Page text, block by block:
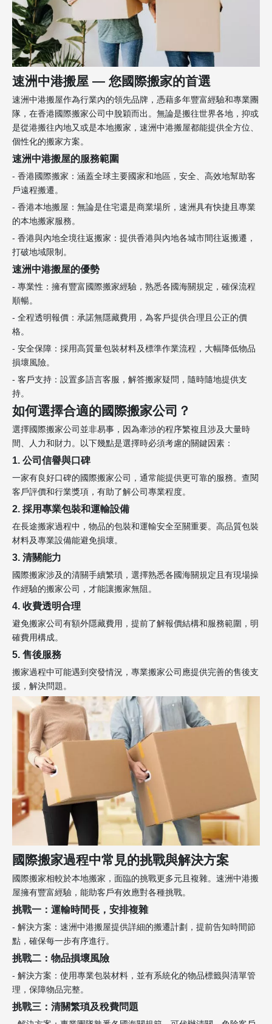
速洲中港搬屋 — 您國際搬家的首選
速洲中港搬屋作為行業內的領先品牌，憑藉多年豐富經驗和專業團
隊，在香港國際搬家公司中脫穎而出。無論是搬往世界各地，抑或
是從港搬往內地又或是本地搬家，速洲中港搬屋都能提供全方位、
個性化的搬家方案。
速洲中港搬屋的服務範圍
- 香港國際搬家：涵蓋全球主要國家和地區，安全、高效地幫助客
戶遠程搬遷。
- 香港本地搬屋：無論是住宅還是商業場所，速洲具有快捷且專業
的本地搬家服務。
- 香港與內地全境往返搬家：提供香港與內地各城市間往返搬遷，
打破地域限制。
速洲中港搬屋的優勢
- 專業性：擁有豐富國際搬家經驗，熟悉各國海關規定，確保流程
順暢。
- 全程透明報價：承諾無隱藏費用，為客戶提供合理且公正的價
格。
- 安全保障：採用高質量包裝材料及標準作業流程，大幅降低物品
損壞風險。
- 客戶支持：設置多語言客服，解答搬家疑問，隨時隨地提供支
持。
如何選擇合適的國際搬家公司？
選擇國際搬家公司並非易事，因為牽涉的程序繁複且涉及大量時
間、人力和財力。以下幾點是選擇時必須考慮的關鍵因素：
1. 公司信譽與口碑
一家有良好口碑的國際搬家公司，通常能提供更可靠的服務。查閱
客戶評價和行業獎項，有助了解公司專業程度。
2. 採用專業包裝和運輸設備
在長途搬家過程中，物品的包裝和運輸安全至關重要。高品質包裝
材料及專業設備能避免損壞。
3. 清關能力
國際搬家涉及的清關手續繁瑣，選擇熟悉各國海關規定且有現場操
作經驗的搬家公司，才能讓搬家無阻。
4. 收費透明合理
避免搬家公司有額外隱藏費用，提前了解報價結構和服務範圍，明
確費用構成。
5. 售後服務
搬家過程中可能遇到突發情況，專業搬家公司應提供完善的售後支
援，解決問題。
國際搬家過程中常見的挑戰與解決方案
國際搬家相較於本地搬家，面臨的挑戰更多元且複雜。速洲中港搬
屋擁有豐富經驗，能助客戶有效應對各種挑戰。
挑戰一：運輸時間長，安排複雜
- 解決方案：速洲中港搬屋提供詳細的搬遷計劃，提前告知時間節
點，確保每一步有序進行。
挑戰二：物品損壞風險
- 解決方案：使用專業包裝材料，並有系統化的物品標籤與清單管
理，保障物品完整。
挑戰三：清關繁瑣及稅費問題